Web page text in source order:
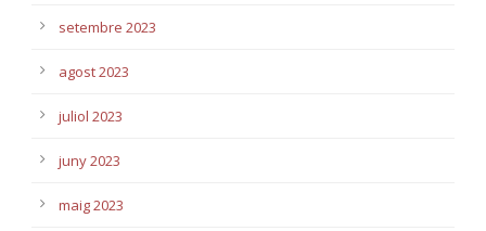
setembre 2023
agost 2023
juliol 2023
juny 2023
maig 2023